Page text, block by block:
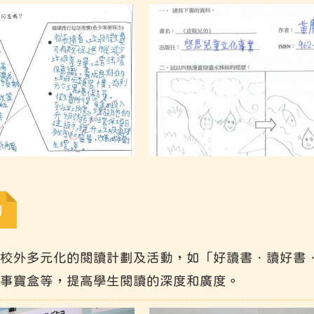
外多元化的閱讀計劃及活動，如「好讀書．讀好
寶盒等，提高學生閱讀的深度和廣度。